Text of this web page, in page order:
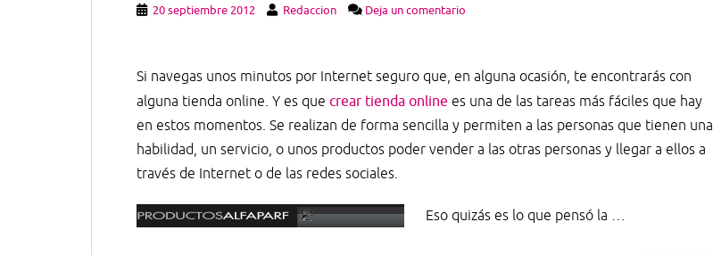
20 septiembre 2012 Redaccion Deja un comentario
Si navegas unos minutos por Internet seguro que, en alguna ocasión, te encontrarás con
alguna tienda online. Y es que crear tienda online es una de las tareas más fáciles que hay
en estos momentos. Se realizan de forma sencilla y permiten a las personas que tienen una
habilidad, un servicio, o unos productos poder vender a las otras personas y llegar a ellos a
través de Internet o de las redes sociales.
Eso quizás es lo que pensó la …